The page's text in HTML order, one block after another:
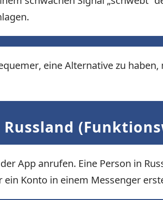
eine Alternative zu haben,
App anrufen. Eine Person in
Konto in einem Messenger